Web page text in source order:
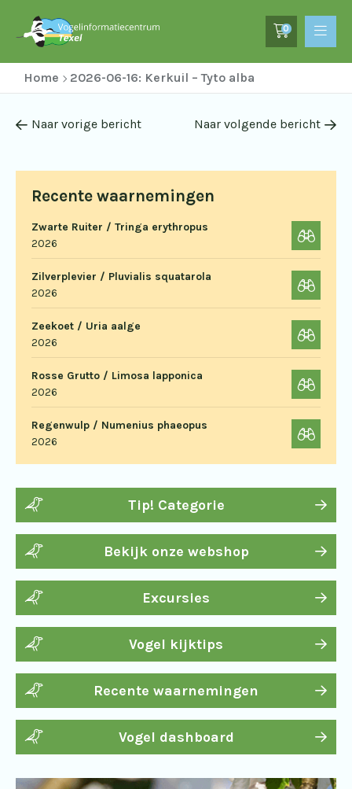
0
Home 2026-06-16: Kerkuil – Tyto alba
Recente waarnemingen
Zwarte Ruiter / Tringa erythropus
2026
Zilverplevier / Pluvialis squatarola
2026
Zeekoet / Uria aalge
2026
Rosse Grutto / Limosa lapponica
2026
Regenwulp / Numenius phaeopus
2026
Tip! Categorie
Bekijk onze webshop
Excursies
Vogel kijktips
Recente waarnemingen
Vogel dashboard
Naar vorige bericht Naar volgende bericht